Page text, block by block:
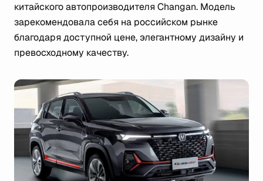
китайского автопроизводителя Changan. Модель
зарекомендовала себя на российском рынке
благодаря доступной цене, элегантному дизайну и
превосходному качеству.